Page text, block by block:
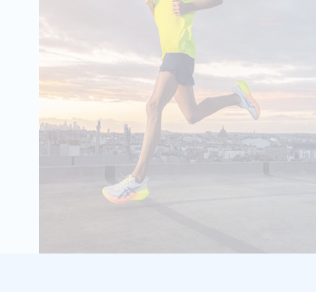
99,00 €
Sohle: Leguano
für natürliches
Atmungsaktives
Wähle deine Größe
IN DEN
WARENKORB